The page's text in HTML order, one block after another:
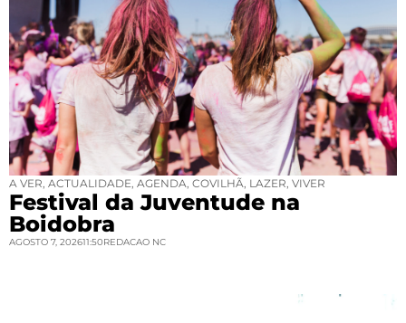
A VER ACTUALIDADE AGENDA COVILHÃ LAZER VIVER
Festival da Juventude na
Boidobra
AGOSTO 7, 202611:50REDACAO NC